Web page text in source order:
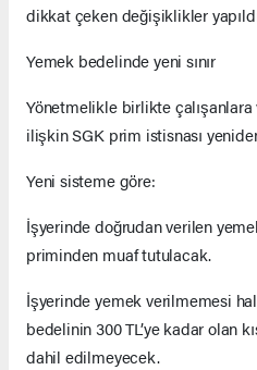
dikkat çeken değişiklikler
Yemek bedelinde yeni sınır
Yönetmelikle birlikte
ilişkin SGK prim istisnası
Yeni sisteme göre:
İşyerinde doğrudan verilen
priminden muaf tutulacak.
İşyerinde yemek verilmemesi
bedelinin 300 TL’ye kadar olan
dahil edilmeyecek.